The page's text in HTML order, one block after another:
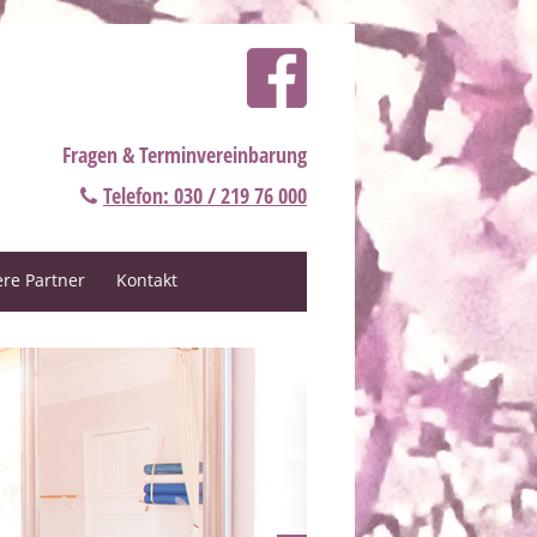
Fragen & Terminvereinbarung
Telefon: 030 / 219 76 000
Partner Kontakt